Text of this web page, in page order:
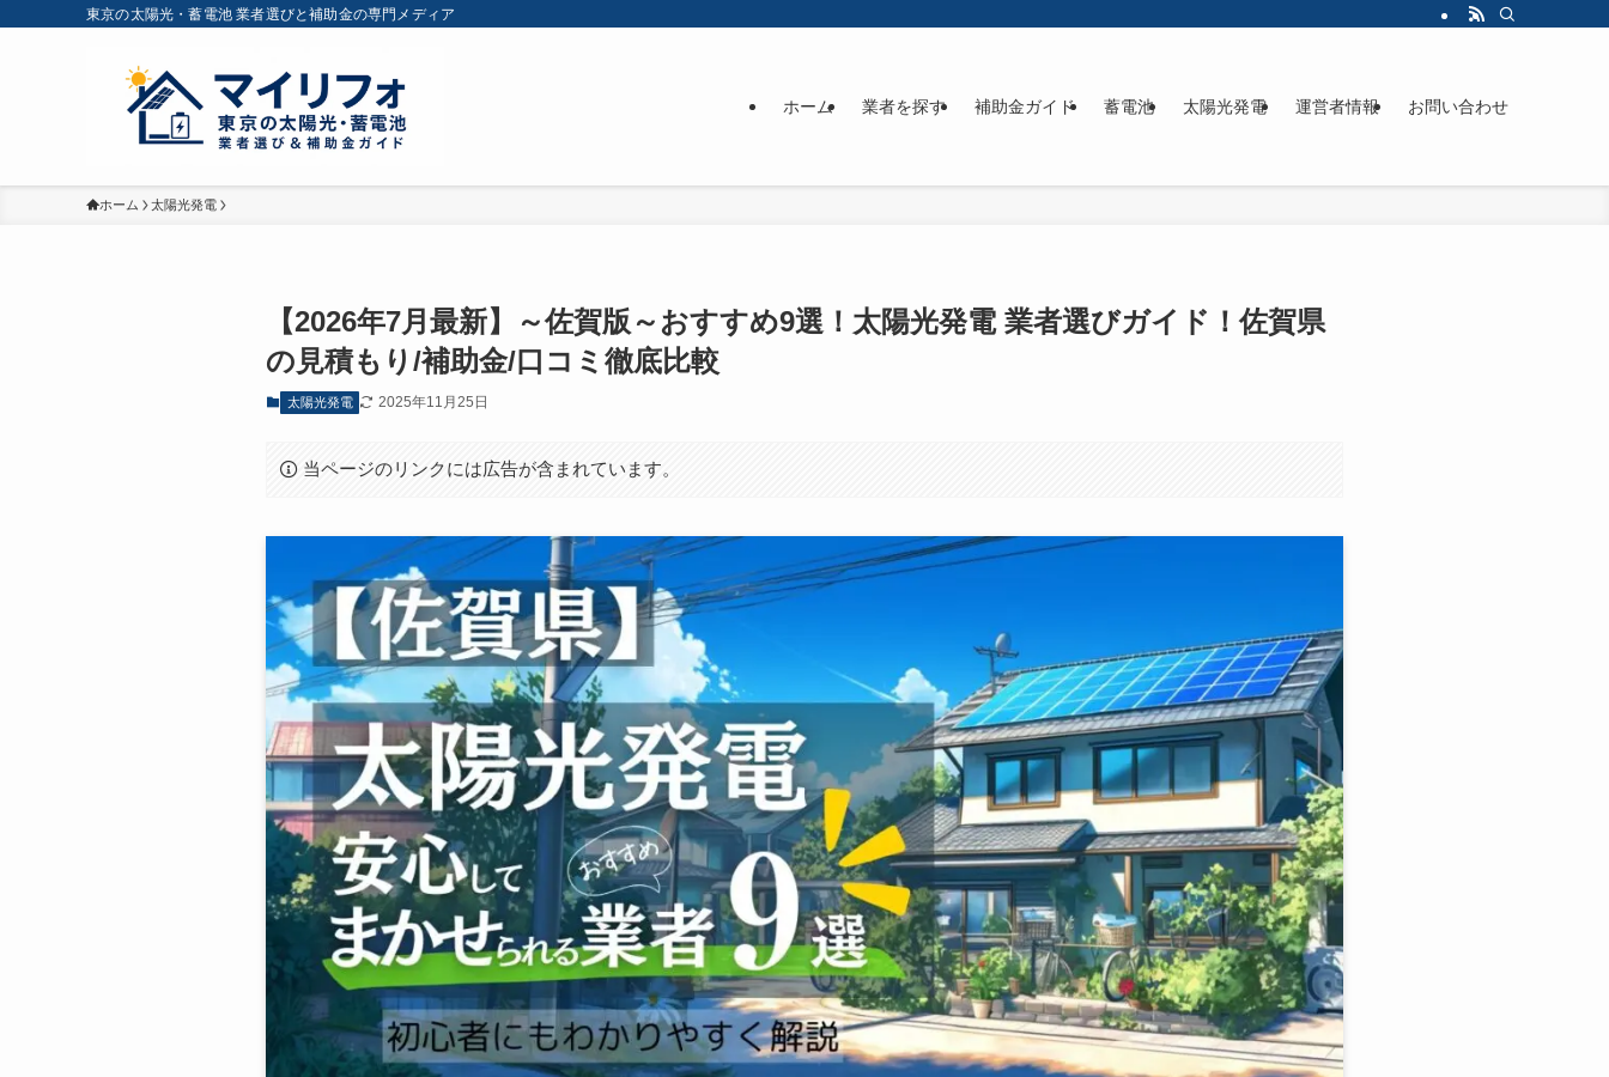
東京の太陽光・蓄電池 業者選びと補助金の専門メディア
ホーム 業者を探す 補助金ガイド 蓄電池 太陽光発電 運営者情報 お問い合わせ
ホーム 太陽光発電
【2026年7月最新】～佐賀版～おすすめ9選！太陽光発電 業者選びガイド！佐賀県
の見積もり/補助金/口コミ徹底比較
太陽光発電 2025年11月25日
当ページのリンクには広告が含まれています。